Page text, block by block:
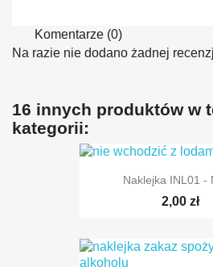
Komentarze (0)
Na razie nie dodano żadnej
16 innych produktów w
kategorii:
Naklejka INL01 -
2,00 zł